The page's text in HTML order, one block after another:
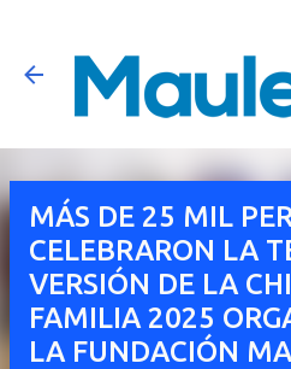
Ir al
MÁS DE 25 MIL
CELEBRARON LA
VERSIÓN DE LA
FAMILIA 2025
LA FUNDACIÓN